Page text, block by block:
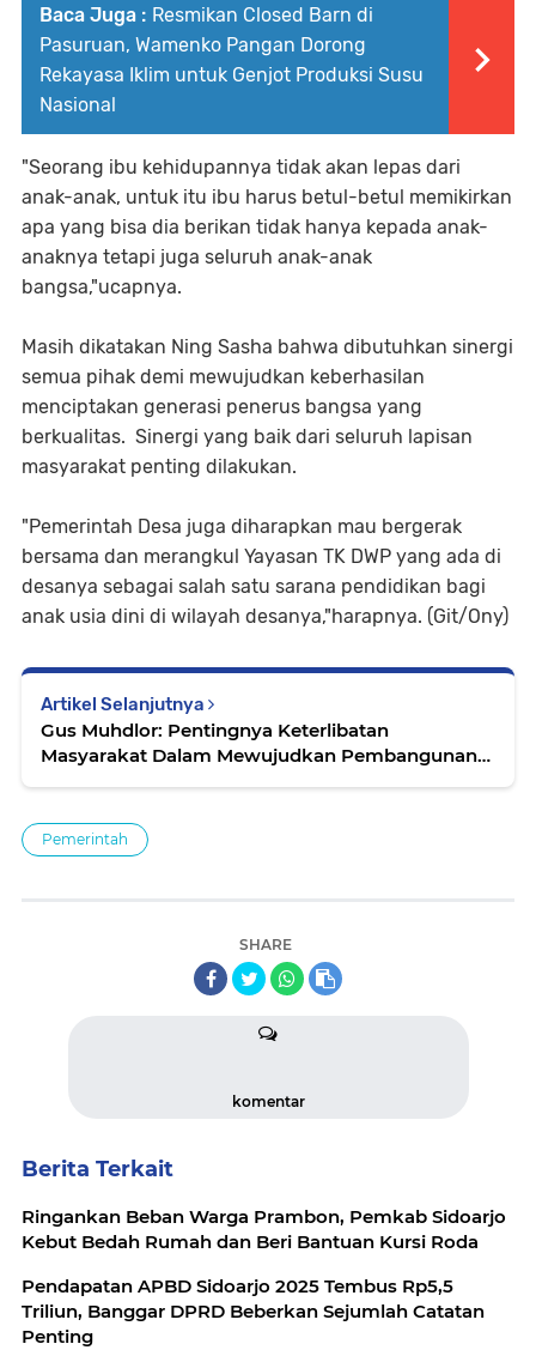
Baca Juga : Resmikan Closed Barn di
Pasuruan, Wamenko Pangan Dorong
Rekayasa Iklim untuk Genjot Produksi Susu
Nasional
"Seorang ibu kehidupannya tidak akan lepas dari
anak-anak, untuk itu ibu harus betul-betul memikirkan
apa yang bisa dia berikan tidak hanya kepada anak-
anaknya tetapi juga seluruh anak-anak
bangsa,"ucapnya.
Masih dikatakan Ning Sasha bahwa dibutuhkan sinergi
semua pihak demi mewujudkan keberhasilan
menciptakan generasi penerus bangsa yang
berkualitas. Sinergi yang baik dari seluruh lapisan
masyarakat penting dilakukan.
"Pemerintah Desa juga diharapkan mau bergerak
bersama dan merangkul Yayasan TK DWP yang ada di
desanya sebagai salah satu sarana pendidikan bagi
anak usia dini di wilayah desanya,"harapnya. (Git/Ony)
Artikel Selanjutnya
Gus Muhdlor: Pentingnya Keterlibatan
Masyarakat Dalam Mewujudkan Pembangunan
Pemerintah
SHARE
komentar
Berita Terkait
Ringankan Beban Warga Prambon, Pemkab Sidoarjo
Kebut Bedah Rumah dan Beri Bantuan Kursi Roda
Pendapatan APBD Sidoarjo 2025 Tembus Rp5,5
Triliun, Banggar DPRD Beberkan Sejumlah Catatan
Penting